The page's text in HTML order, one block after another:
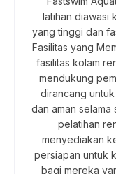
latihan diawasi
yang tinggi dan
Fasilitas yang
fasilitas kolam
mendukung
dirancang
dan aman selama
pelatihan
menyediakan
persiapan untuk
bagi mereka